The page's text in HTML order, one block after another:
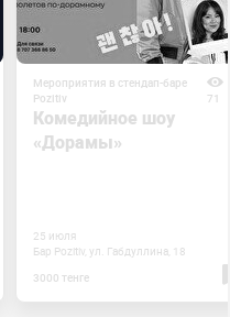
Мероприятия в стендап-баре
Pozitiv
71
Комедийное шоу
«Дорамы»
25 июля
Бар Pozitiv, ул. Габдуллина, 18
3000 тенге